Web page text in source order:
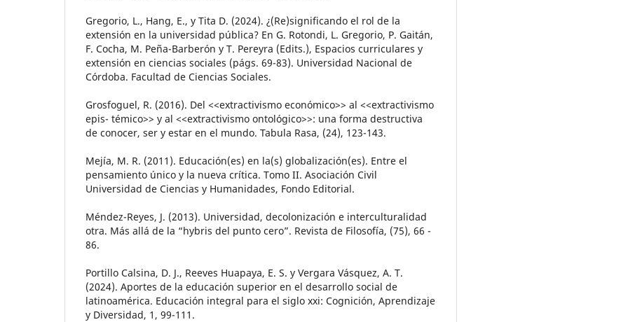
Gregorio, L., Hang, E., y Tita D. (2024). ¿(Re)significando el rol de la
extensión en la universidad pública? En G. Rotondi, L. Gregorio, P. Gaitán,
F. Cocha, M. Peña-Barberón y T. Pereyra (Edits.), Espacios curriculares y
extensión en ciencias sociales (págs. 69-83). Universidad Nacional de
Córdoba. Facultad de Ciencias Sociales.
Grosfoguel, R. (2016). Del <<extractivismo económico>> al <<extractivismo
epis- témico>> y al <<extractivismo ontológico>>: una forma destructiva
de conocer, ser y estar en el mundo. Tabula Rasa, (24), 123-143.
Mejía, M. R. (2011). Educación(es) en la(s) globalización(es). Entre el
pensamiento único y la nueva crítica. Tomo II. Asociación Civil
Universidad de Ciencias y Humanidades, Fondo Editorial.
Méndez-Reyes, J. (2013). Universidad, decolonización e interculturalidad
otra. Más allá de la “hybris del punto cero”. Revista de Filosofía, (75), 66 -
86.
Portillo Calsina, D. J., Reeves Huapaya, E. S. y Vergara Vásquez, A. T.
(2024). Aportes de la educación superior en el desarrollo social de
latinoamérica. Educación integral para el siglo xxi: Cognición, Aprendizaje
y Diversidad, 1, 99-111.